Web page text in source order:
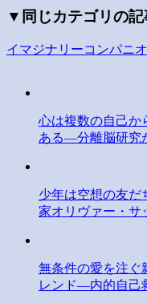
▼同じカテゴリの記
イマジナリーコンパニ
心は複数の自己か
ある―分離脳研究
少年は空想の友だ
家オリヴァー・サ
無条件の愛を注ぐ
レンド―内的自己